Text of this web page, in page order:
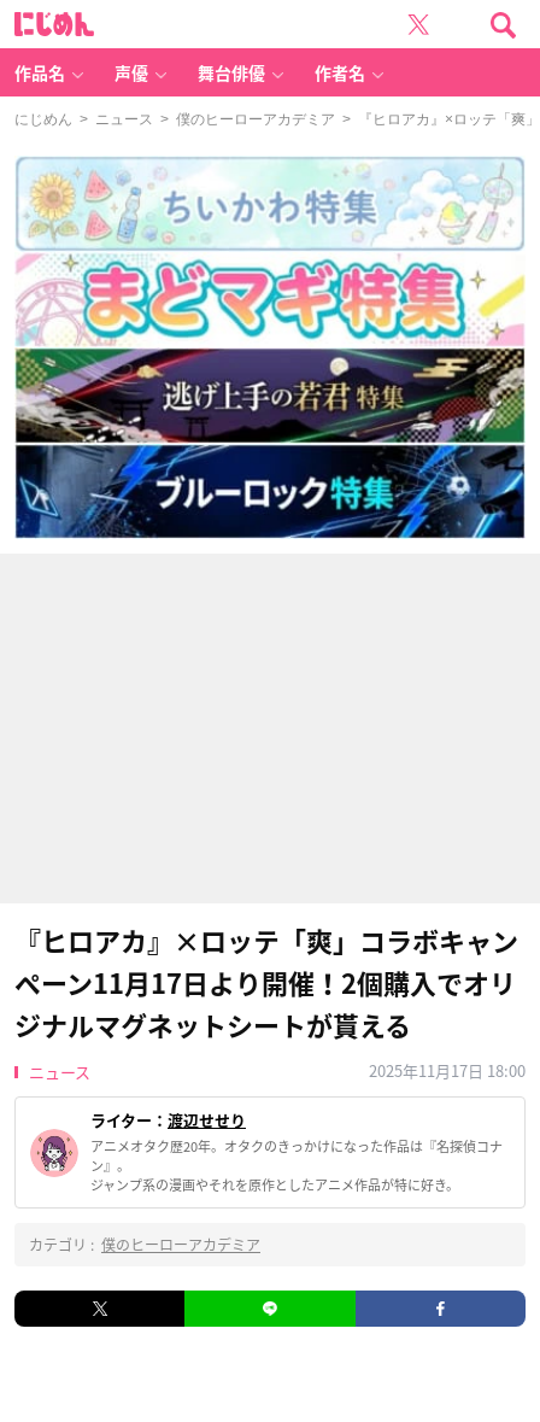
作品名 声優 舞台俳優 作者名
にじめん > ニュース > 僕のヒーローアカデミア > 『ヒロアカ』×ロッテ「爽
『ヒロアカ』×ロッテ「爽」コラボキャン
ペーン11月17日より開催！2個購入でオリ
ジナルマグネットシートが貰える
ニュース 2025年11月17日 18:00
ライター： 渡辺せせり
アニメオタク歴20年。オタクのきっかけになった作品は『名探偵コナ
ン』。
ジャンプ系の漫画やそれを原作としたアニメ作品が特に好き。
カテゴリ : 僕のヒーローアカデミア